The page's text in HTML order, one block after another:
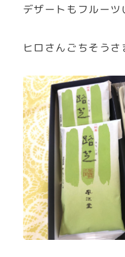
デザートもフルーツ
ヒロさんごちそうさ